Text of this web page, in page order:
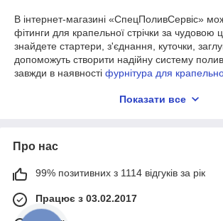
В інтернет-магазині «СпецПоливСервіс»
фітинги для крапельної стрічки за чудовою
знайдете стартери, з'єднання, куточки,
допоможуть створити надійну систему
завжди в наявності фурнітура для
Чому наші фітинги для
Наша компанія займається реалізацією,
систем поливу вже багато років. Тому ми
представленого в каталозі. Перелічимо
головних переваг
Показати все
Про нас
99% позитивних з 1114 відгуків за рік
Працює з 03.02.2017